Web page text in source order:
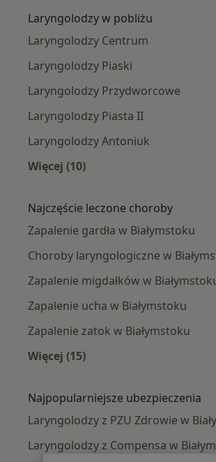
Laryngolodzy w pobliżu
Laryngolodzy Centrum
Laryngolodzy Piaski
Laryngolodzy Przydworcowe
Laryngolodzy Piasta II
Laryngolodzy Antoniuk
Więcej (10)
Najczęście leczone choroby
Zapalenie gardła w Białymstoku
Choroby laryngologiczne w
Zapalenie migdałków w
Zapalenie ucha w Białymstoku
Zapalenie zatok w Białymstoku
Więcej (15)
Najpopularniejsze ubezpieczenia
Laryngolodzy z PZU Zdrowie w
Laryngolodzy z Compensa w